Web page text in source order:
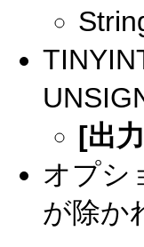
[出
オプシ
が除か